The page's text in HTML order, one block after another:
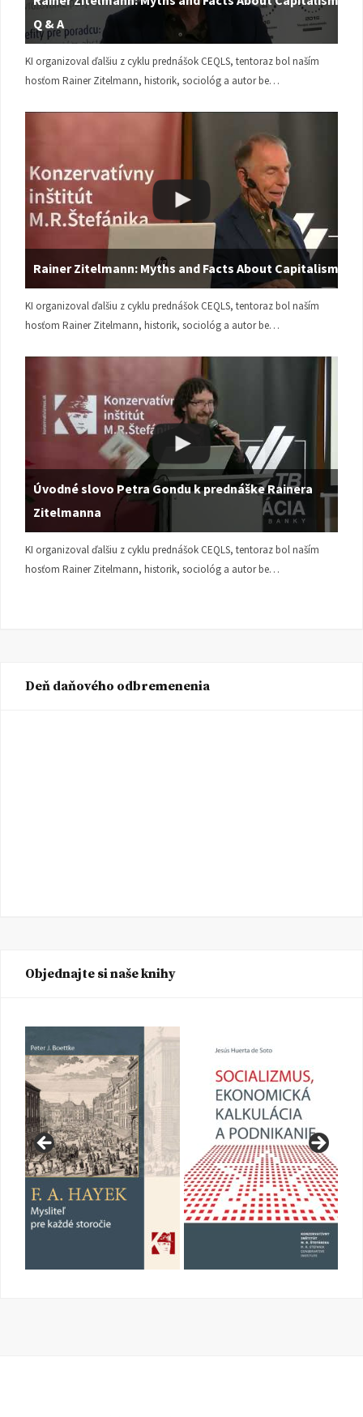
Q & A
KI organizoval ďalšiu z cyklu prednášok CEQLS, tentoraz bol naším
hosťom Rainer Zitelmann, historik, sociológ a autor be…
Rainer Zitelmann: Myths and Facts About Capitalism
KI organizoval ďalšiu z cyklu prednášok CEQLS, tentoraz bol naším
hosťom Rainer Zitelmann, historik, sociológ a autor be…
Úvodné slovo Petra Gondu k prednáške Rainera
Zitelmanna
KI organizoval ďalšiu z cyklu prednášok CEQLS, tentoraz bol naším
hosťom Rainer Zitelmann, historik, sociológ a autor be…
Deň daňového odbremenenia
Objednajte si naše knihy